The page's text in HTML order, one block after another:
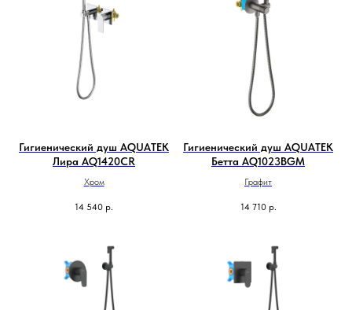
Гигиенический душ AQUATEK
Лира AQ1420CR
Хром
14 540 р.
Гигиенический душ AQUATEK
Бетта AQ1023BGM
Графит
14 710 р.